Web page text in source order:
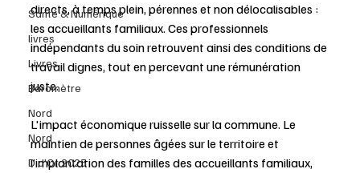
Santé & Numérique
livres
Livres
Baromètre
Nord
Nord
D d'Or 2025
directs, à temps plein, pérennes et non délocalisables :
les accueillants familiaux. Ces professionnels
indépendants du soin retrouvent ainsi des conditions de
travail dignes, tout en percevant une rémunération
juste.
L'impact économique ruisselle sur la commune. Le
maintien de personnes âgées sur le territoire et
l’implantation des familles des accueillants familiaux,